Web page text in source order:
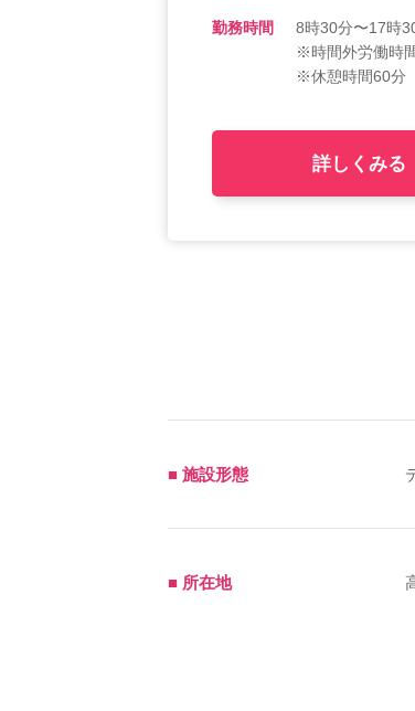
勤務時間
8時30分〜17時
※時間外労働時
※休憩時間60分
詳しくみる
■ 施設形態
■ 所在地